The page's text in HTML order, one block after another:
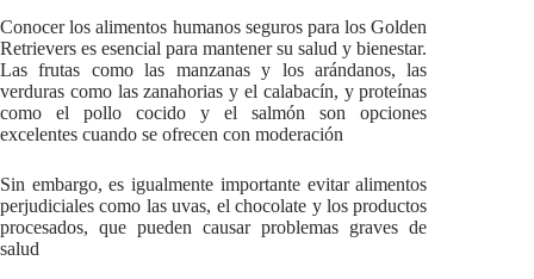
Conocer los alimentos humanos seguros para los Golden
Retrievers es esencial para mantener su salud y bienestar.
Las frutas como las manzanas y los arándanos, las
verduras como las zanahorias y el calabacín, y proteínas
como el pollo cocido y el salmón son opciones
excelentes cuando se ofrecen con moderación
Sin embargo, es igualmente importante evitar alimentos
perjudiciales como las uvas, el chocolate y los productos
procesados, que pueden causar problemas graves de
salud